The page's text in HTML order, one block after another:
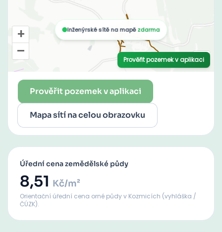
Prověřit pozemek v aplikaci
Mapa sítí na celou obrazovku
Úřední cena zemědělské půdy
8,51 Kč/m²
Orientační úřední cena orné půdyv Kozmicích (vyhláška /
ČÚZK).